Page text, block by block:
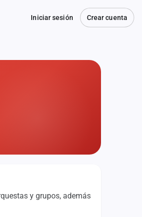
Iniciar sesión Crear cuenta
y grupos, además